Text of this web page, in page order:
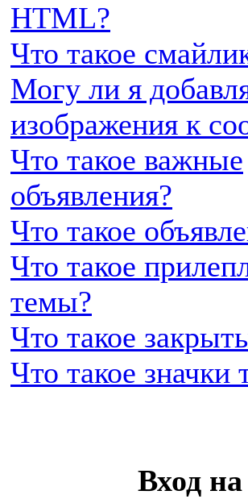
HTML?
Что такое
Могу ли я
изображения к
Что такое важные
объявления?
Что такое
Что такое
темы?
Что такое
Что такое значки
Вход